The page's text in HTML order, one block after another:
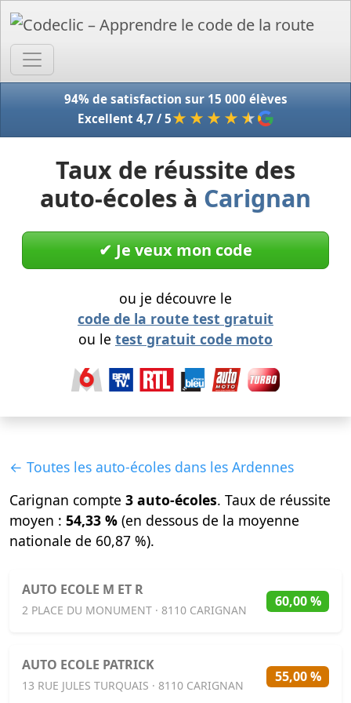
94% de satisfaction sur 15 000 élèves
Excellent 4,7 / 5★★★★ ★
Taux de réussite des
auto-écoles à Carignan
✔︎ Je veux mon code
ou je découvre le
code de la route test gratuit
ou le test gratuit code moto
← Toutes les auto-écoles dans les Ardennes
Carignan compte 3 auto-écoles. Taux de réussite
moyen : 54,33 % (en dessous de la moyenne
nationale de 60,87 %).
AUTO ECOLE M ET R
2 PLACE DU MONUMENT · 8110 CARIGNAN
60,00 %
AUTO ECOLE PATRICK
13 RUE JULES TURQUAIS · 8110 CARIGNAN
55,00 %